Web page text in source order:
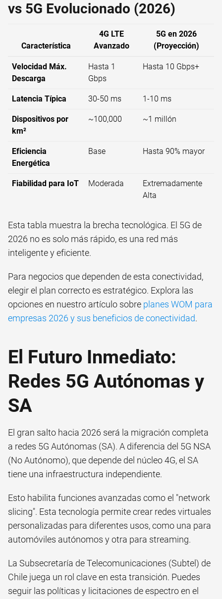
vs 5G Evolucionado (2026)
Característica
4G LTE
Avanzado
5G en 2026
(Proyección)
Velocidad Máx.
Descarga
Hasta 1
Gbps
Hasta 10 Gbps+
Latencia Típica 30-50 ms 1-10 ms
Dispositivos por
km²
~100,000 ~1 millón
Eficiencia
Energética
Base Hasta 90% mayor
Fiabilidad para IoT Moderada
Extremadamente
Alta
Esta tabla muestra la brecha tecnológica. El 5G de
2026 no es solo más rápido, es una red más
inteligente y eficiente.
Para negocios que dependen de esta conectividad,
elegir el plan correcto es estratégico. Explora las
opciones en nuestro artículo sobre planes WOM para
empresas 2026 y sus beneficios de conectividad.
El Futuro Inmediato:
Redes 5G Autónomas y
SA
El gran salto hacia 2026 será la migración completa
a redes 5G Autónomas (SA). A diferencia del 5G NSA
(No Autónomo), que depende del núcleo 4G, el SA
tiene una infraestructura independiente.
Esto habilita funciones avanzadas como el "network
slicing". Esta tecnología permite crear redes virtuales
personalizadas para diferentes usos, como una para
automóviles autónomos y otra para streaming.
La Subsecretaría de Telecomunicaciones (Subtel) de
Chile juega un rol clave en esta transición. Puedes
seguir las políticas y licitaciones de espectro en el